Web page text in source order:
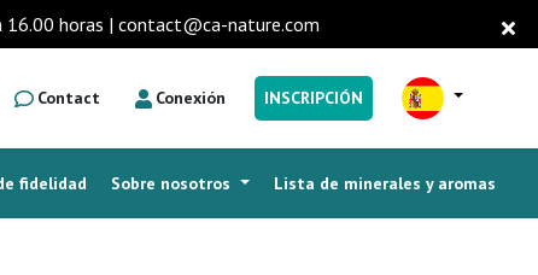
16.00 horas | contact@ca-nature.com
Contact Conexión INSCRIPCIÓN
Lista de minerales y aromas
Sobre nosotros
fidelidad